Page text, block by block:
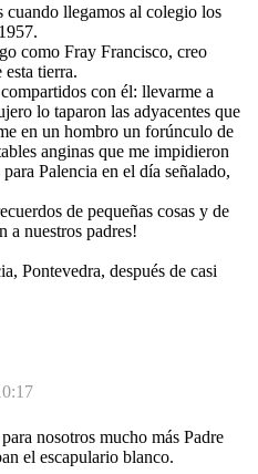
cuando llegamos al colegio los
como Fray Francisco, creo
esta tierra.
con él: llevarme a
lo taparon las adyacentes que
en un hombro un forúnculo de
anginas que me impidieron
Palencia en el día señalado,
de pequeñas cosas y de
a nuestros padres!
Pontevedra, después de casi
nosotros mucho más Padre
el escapulario blanco.